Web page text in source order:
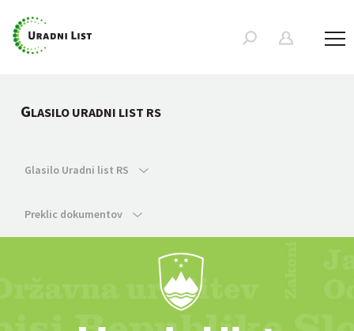
GLASILO URADNI LIST RS
Glasilo Uradni list RS
Preklic dokumentov